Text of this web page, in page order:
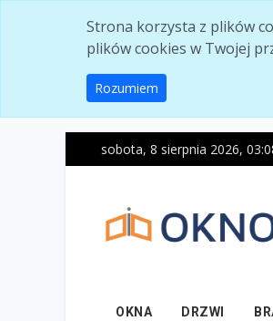
Strona korzysta z plików
plików cookies w Twojej
Rozumiem
sobota, 8 sierpnia 2026,
OKNA DRZWI